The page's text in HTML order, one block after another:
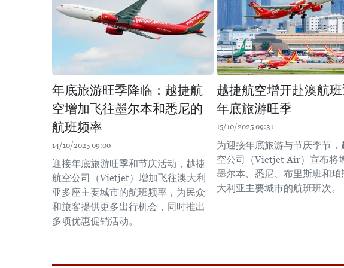
年底旅游旺季降临：越捷航
空增加飞往墨尔本和悉尼的
航班频率
14/10/2025 09:00
迎接年底旅游旺季和节庆活动，越捷
航空公司（Vietjet）增加飞往澳大利
亚多座主要城市的航班频率，为民众
和旅客提供更多出行机会，同时推出
多项优惠促销活动。
越捷航空增开赴澳航
年底旅游旺季
15/10/2025 09:31
为迎接年底旅游与节庆季节，
空公司（Vietjet Air）宣布将
墨尔本、悉尼、布里斯班和珀
大利亚主要城市的航班班次。